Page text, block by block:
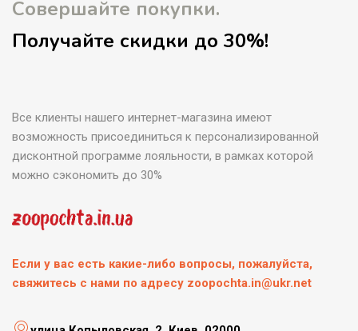
Совершайте покупки.
Получайте скидки до 30%!
Все клиенты нашего интернет-магазина имеют
возможность присоединиться к персонализированной
дисконтной программе лояльности, в рамках которой
можно сэкономить до 30%
Если у вас есть какие-либо вопросы, пожалуйста,
свяжитесь с нами по адресу zoopochta.in@ukr.net